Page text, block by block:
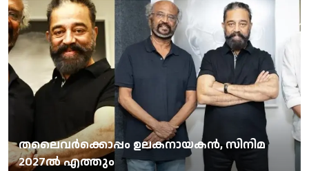
തലൈവര്‍ക്കൊപ്പം ഉലകനായകന്‍, സിനിമ
2027ല്‍ എത്തും